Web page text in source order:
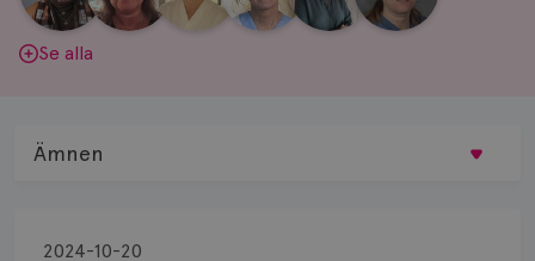
JohnssonAnderssonKillanderBäcklundEdegran Andersson
Se alla
2024-10-20
Ämnen